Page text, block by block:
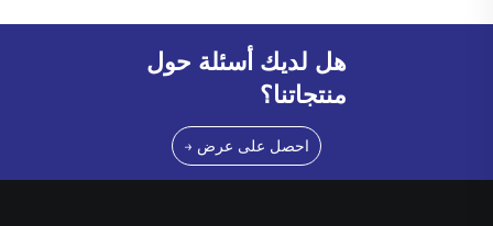
هل لديك أسئلة حول
منتجاتنا؟
احصل على عرض →